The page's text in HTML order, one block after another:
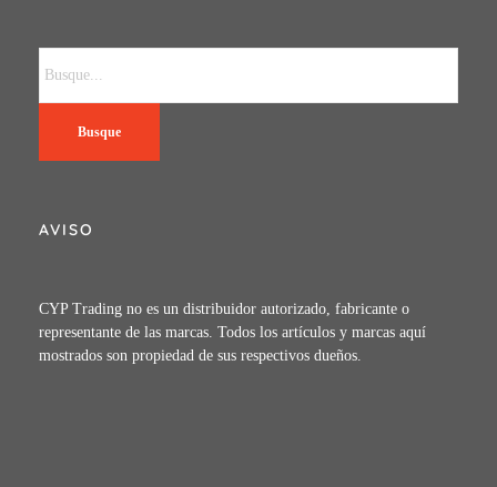
Busque
AVISO
CYP Trading no es un distribuidor autorizado, fabricante o
representante de las marcas. Todos los artículos y marcas aquí
mostrados son propiedad de sus respectivos dueños.